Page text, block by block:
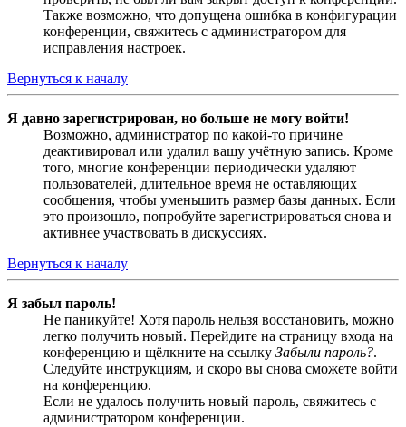
Также возможно, что допущена ошибка в конфигурации
конференции, свяжитесь с администратором для
исправления настроек.
Вернуться к началу
Я давно зарегистрирован, но больше не могу войти!
Возможно, администратор по какой-то причине
деактивировал или удалил вашу учётную запись. Кроме
того, многие конференции периодически удаляют
пользователей, длительное время не оставляющих
сообщения, чтобы уменьшить размер базы данных. Если
это произошло, попробуйте зарегистрироваться снова и
активнее участвовать в дискуссиях.
Вернуться к началу
Я забыл пароль!
Не паникуйте! Хотя пароль нельзя восстановить, можно
легко получить новый. Перейдите на страницу входа на
конференцию и щёлкните на ссылку Забыли пароль?.
Следуйте инструкциям, и скоро вы снова сможете войти
на конференцию.
Если не удалось получить новый пароль, свяжитесь с
администратором конференции.